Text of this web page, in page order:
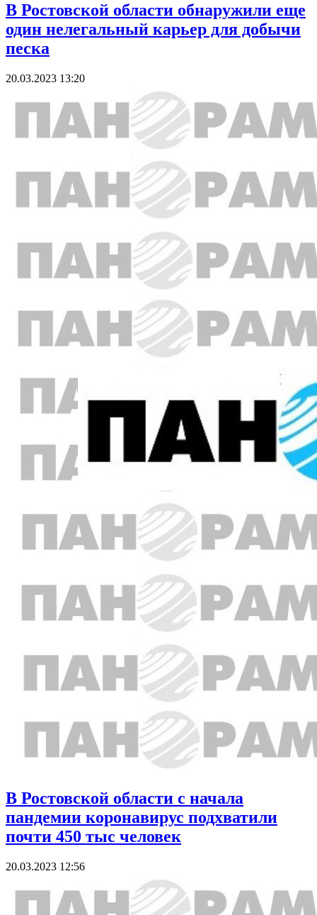
В Ростовской области обнаружили еще
один нелегальный карьер для добычи
песка
20.03.2023 13:20
В Ростовской области c начала
пандемии коронавирус подхватили
почти 450 тыс человек
20.03.2023 12:56